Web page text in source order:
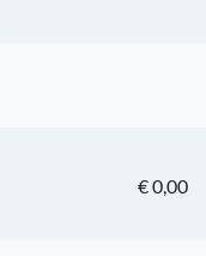
€ 0,00